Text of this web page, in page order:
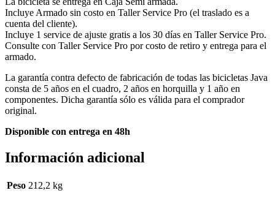
Incluye Armado sin costo en Taller Service Pro (el traslado es a
cuenta del cliente).
Incluye 1 service de ajuste gratis a los 30 días en Taller Service Pro.
Consulte con Taller Service Pro por costo de retiro y entrega para el
armado.
La garantía contra defecto de fabricación de todas las bicicletas Java
consta de 5 años en el cuadro, 2 años en horquilla y 1 año en
componentes. Dicha garantía sólo es válida para el comprador
original.
Disponible con entrega en 48h
Información adicional
Peso 212,2 kg